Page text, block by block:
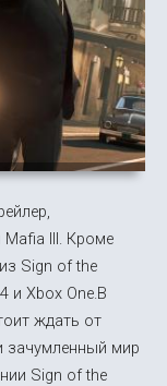
III. Кроме
Sign of the
и Xbox One.В
ждать от
зачумленный мир
Sign of the